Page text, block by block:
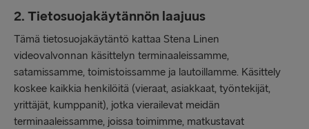
2. Tietosuojakäytännön laajuus
Tämä tietosuojakäytäntö kattaa Stena Linen
videovalvonnan käsittelyn terminaaleissamme,
satamissamme, toimistoissamme ja lautoillamme. Käsittely
koskee kaikkia henkilöitä (vieraat, asiakkaat, työntekijät,
yrittäjät, kumppanit), jotka vierailevat meidän
terminaaleissamme, joissa toimimme, matkustavat